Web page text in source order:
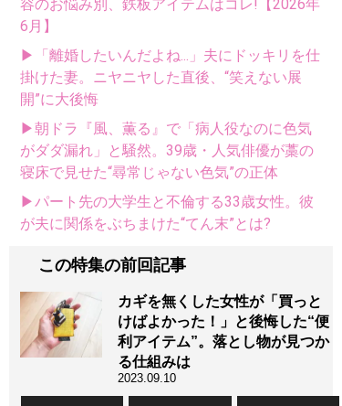
容のお悩み別、鉄板アイテムはコレ!【2026年
6月】
▶「離婚したいんだよね...」夫にドッキリを仕
掛けた妻。ニヤニヤした直後、“笑えない展
開”に大後悔
▶朝ドラ『風、薫る』で「病人役なのに色気
がダダ漏れ」と騒然。39歳・人気俳優が藁の
寝床で見せた“尋常じゃない色気”の正体
▶パート先の大学生と不倫する33歳女性。彼
が夫に関係をぶちまけた“てん末”とは?
この特集の前回記事
カギを無くした女性が「買っと
けばよかった！」と後悔した“便
利アイテム”。落とし物が見つか
る仕組みは
2023.09.10